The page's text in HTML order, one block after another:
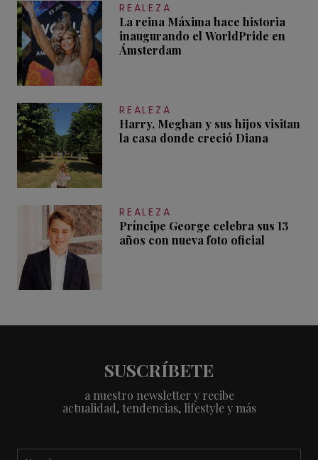
REALEZA
La reina Máxima hace historia
inaugurando el WorldPride en
Ámsterdam
REALEZA
Harry, Meghan y sus hijos visitan
la casa donde creció Diana
REALEZA
Príncipe George celebra sus 13
años con nueva foto oficial
SUSCRÍBETE
a nuestro newsletter y recibe
actualidad, tendencias, lifestyle y más